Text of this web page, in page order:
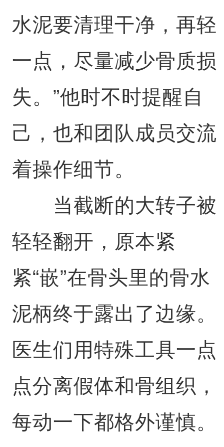
水泥要清理干净，再轻
一点，尽量减少骨质损
失。”他时不时提醒自
己，也和团队成员交流
着操作细节。
当截断的大转子被
轻轻翻开，原本紧
紧“嵌”在骨头里的骨水
泥柄终于露出了边缘。
医生们用特殊工具一点
点分离假体和骨组织，
每动一下都格外谨慎。